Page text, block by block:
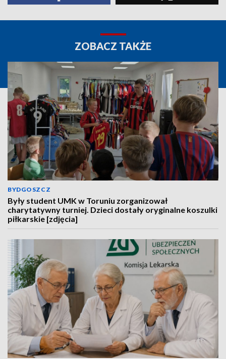
ZOBACZ TAKŻE
BYDGOSZCZ
Były student UMK w Toruniu zorganizował
charytatywny turniej. Dzieci dostały oryginalne koszulki
piłkarskie [zdjęcia]